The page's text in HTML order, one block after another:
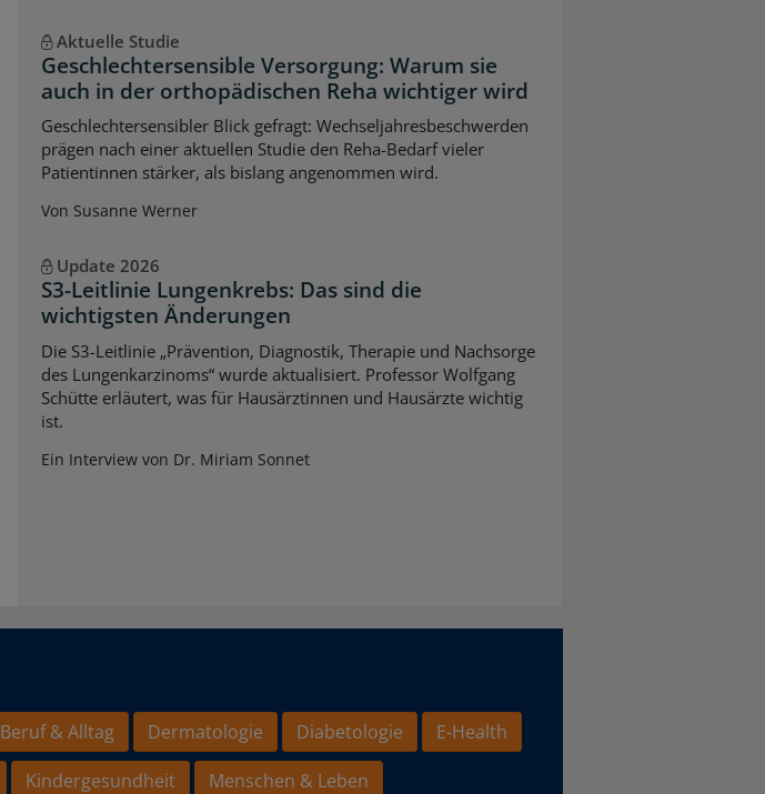
Aktuelle Studie
Geschlechtersensible Versorgung: Warum sie
auch in der orthopädischen Reha wichtiger wird
Geschlechtersensibler Blick gefragt: Wechseljahresbeschwerden
prägen nach einer aktuellen Studie den Reha-Bedarf vieler
Patientinnen stärker, als bislang angenommen wird.
Von Susanne Werner
Update 2026
S3-Leitlinie Lungenkrebs: Das sind die
wichtigsten Änderungen
Die S3-Leitlinie „Prävention, Diagnostik, Therapie und Nachsorge
des Lungenkarzinoms“ wurde aktualisiert. Professor Wolfgang
Schütte erläutert, was für Hausärztinnen und Hausärzte wichtig
ist.
Ein Interview von Dr. Miriam Sonnet
Beruf & Alltag Dermatologie Diabetologie
E-Health
Kindergesundheit Menschen & Leben